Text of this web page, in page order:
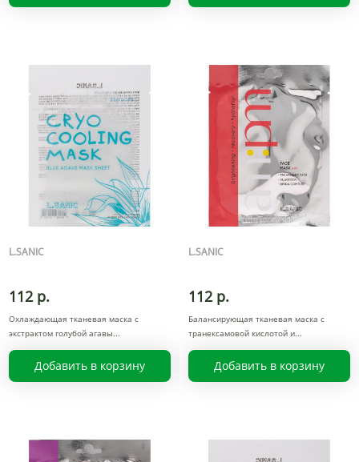
L.SANIC
112 р.
Охлаждающая тканевая маска с
экстрактом голубой агавы
Добавить в корзину
L.SANIC
112 р.
Балансирующая тканевая маска с
транексамовой кислотой и
Добавить в корзину